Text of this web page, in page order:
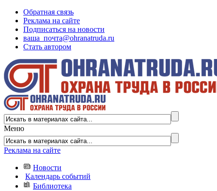
Обратная связь
Реклама на сайте
Подписаться на новости
ваша_почта@ohranatruda.ru
Стать автором
Меню
Реклама на сайте
Новости
Календарь событий
Библиотека